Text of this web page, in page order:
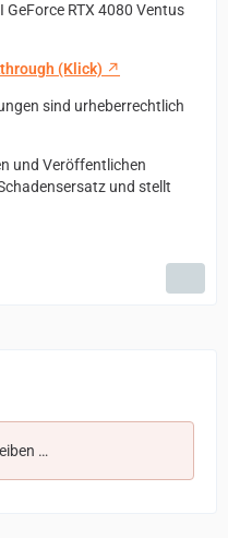
RTX 4080 Ventus
(Klick)
sind urheberrechtlich
und Veröffentlichen
und stellt
…